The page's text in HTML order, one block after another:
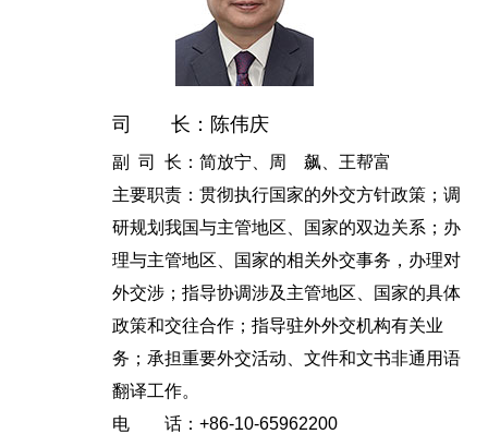
司 长：陈伟庆
副 司 长：简放宁、周 飙、王帮富
主要职责：贯彻执行国家的外交方针政策；调
研规划我国与主管地区、国家的双边关系；办
理与主管地区、国家的相关外交事务，办理对
外交涉；指导协调涉及主管地区、国家的具体
政策和交往合作；指导驻外外交机构有关业
务；承担重要外交活动、文件和文书非通用语
翻译工作。
电 话：+86-10-65962200